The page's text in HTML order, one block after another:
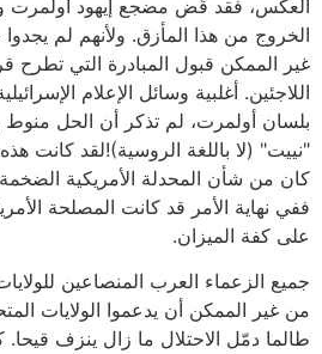
العكس، فقد قُض مضجع إيهود أولمرت
الخروج من هذا المأزق. ولأنهم لم
غير الممكن قبول المبادرة التي تطرح
اللاجئين. أغلبية وسائل الإعلام
بلسان أولمرت، لم تذكر أن الحل منوط
"نييت" (لا باللغة الروسية)!لقد كانت
كان من شأن المحدلة الأمريكية الضخمة
ففي نهاية الأمر قد كانت المصلحة
على كفة الميزان.
جميع الزعماء العرب المنصاعين
من غير الممكن أن يدعموا الولايات
طالما دمّل الاحتلال ما زال ينزف